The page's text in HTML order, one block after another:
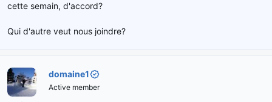
cette semain, d'accord?
Qui d'autre veut nous joindre?
domaine1
Active member